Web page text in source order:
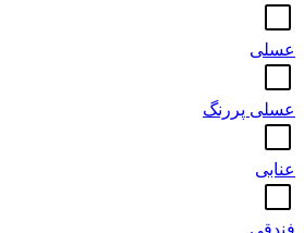
عسلی
عسلی پررنگ
عنابی
فندقی